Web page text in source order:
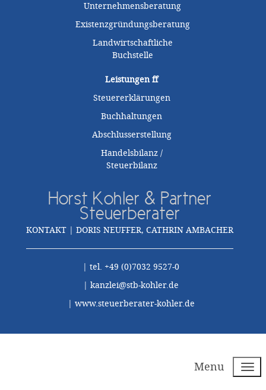
Unternehmensberatung
Existenzgründungsberatung
Landwirtschaftliche
Buchstelle
Leistungenff
Steuererklärungen
Buchhaltungen
Abschlusserstellung
Handelsbilanz /
Steuerbilanz
Horst Kohler & Partner
Steuerberater
KONTAKT | DORIS NEUFFER, CATHRIN AMBACHER
| tel. +49 (0)7032 9527-0
| kanzlei@stb-kohler.de
| www.steuerberater-kohler.de
Menu